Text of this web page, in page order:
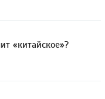
«китайское»?